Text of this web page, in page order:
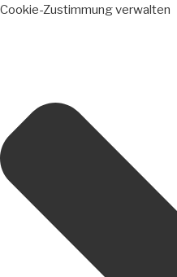
Cookie-Zustimmung verwalten